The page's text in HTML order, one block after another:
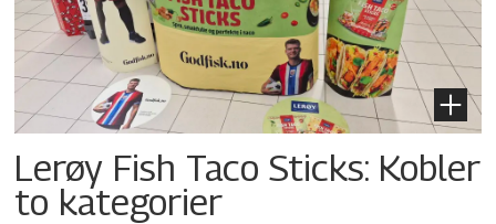
Lerøy Fish Taco Sticks: Kobler
to kategorier